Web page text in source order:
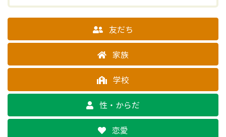
友だち
家族
学校
性・からだ
恋愛